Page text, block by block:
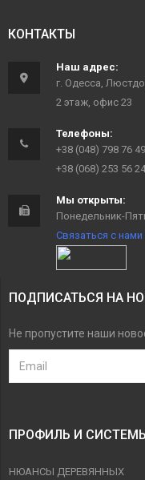
КОНТАКТЫ
Наш адрес:
г. Одесса,
2 этаж, офис 23
Телефоны:
+38 (048) 798 76 49
+38 (068) 253 56 24
Мы открыты:
Понедельник-
Связаться с нами
ПОДПИСАТЬСЯ НА
Не пропустите наши
ПРОФИЛЬ И
НЮАНСЫ ДЕРЕВЯННЫХ